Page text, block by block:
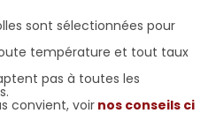
sont sélectionnées pour
température et tout taux
pas à toutes les
convient, voir nos conseils ci